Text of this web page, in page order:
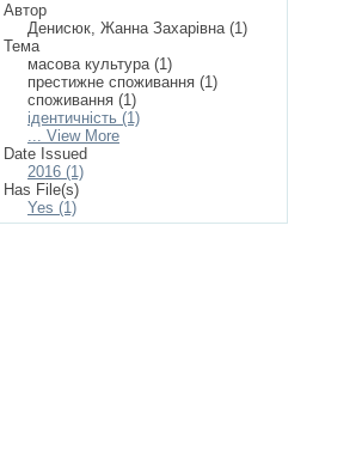
Автор
Денисюк, Жанна Захарівна (1)
Тема
масова культура (1)
престижне споживання (1)
споживання (1)
ідентичність (1)
... View More
Date Issued
2016 (1)
Has File(s)
Yes (1)